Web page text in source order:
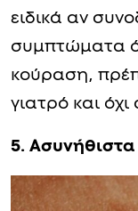
ειδικά αν
συμπτώματα
κούραση,
γιατρό και
5.